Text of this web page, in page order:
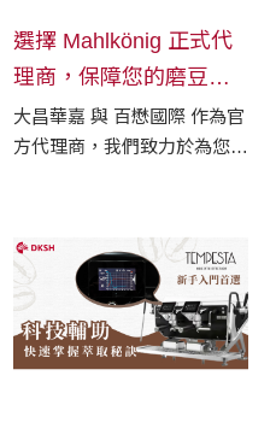
選擇 Mahlkönig 正式代
理商，保障您的磨豆機
品質與服務
大昌華嘉 與 百懋國際 作為官
方代理商，我們致力於為您提
完整的保固與品質保障。